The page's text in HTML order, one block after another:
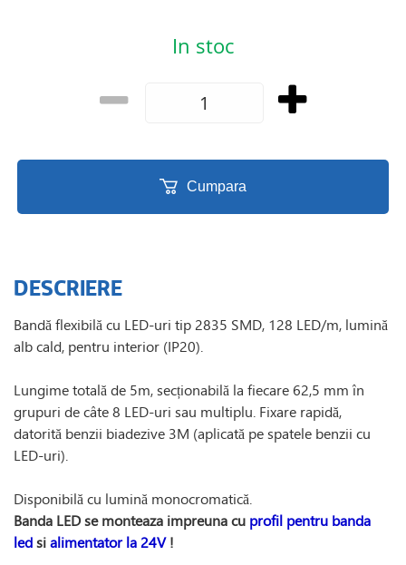
In stoc
Cumpara
DESCRIERE
Bandă flexibilă cu LED-uri tip 2835 SMD, 128 LED/m, lumină
alb cald, pentru interior (IP20).
Lungime totală de 5m, secționabilă la fiecare 62,5 mm în
grupuri de câte 8 LED-uri sau multiplu. Fixare rapidă,
datorită benzii biadezive 3M (aplicată pe spatele benzii cu
LED-uri).
Disponibilă cu lumină monocromatică.
Banda LED se monteaza impreuna cu profil pentru banda
ledsialimentator la 24V!